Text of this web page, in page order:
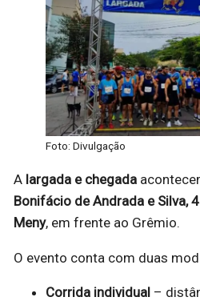
Foto: Divulgação
A largada e chegada
Bonifácio de Andrada e Silva,
Meny, em frente ao Grêmio.
O evento conta com duas
Corrida individual –